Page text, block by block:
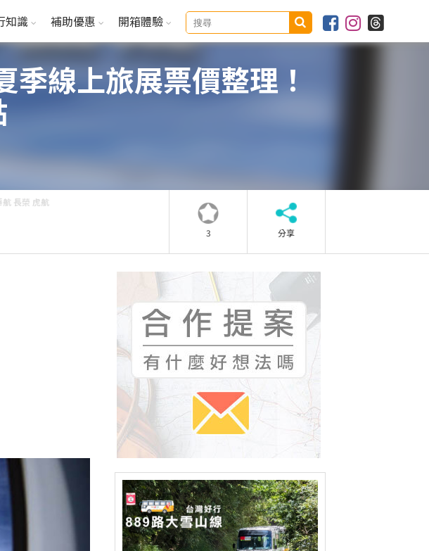
知識 補助優惠 開箱體驗
季線上旅展票價整理！
長榮 虎航
3 分享